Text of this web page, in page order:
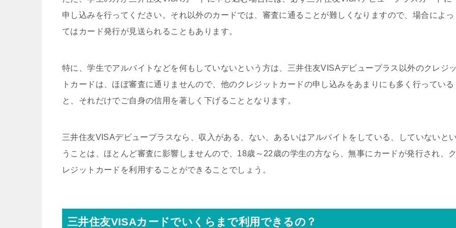
申し込みを行ってください。それ以外のカードでは、審査に通ることが難しくなりますので、場合によっ
てはカード発行が見送られることもあります。
特に、学生でアルバイトなどを何もしていないという方は、三井住友VISAデビュープラス以外のクレジッ
トカードは、ほぼ審査に通りませんので、他のクレジットカードの申し込みをあまりにも多く行っている
と、それだけでご自身の信用を著しく下げることとなります。
三井住友VISAデビュープラスなら、収入がある、ない、あるいはアルバイトをしている、していないとい
うことは、ほとんど審査に影響しませんので、18歳～22歳の学生の方なら、無事にカードが発行され、ク
レジットカードを利用することができることでしょう。
三井住友VISAカードでいくらまで利用できるの？